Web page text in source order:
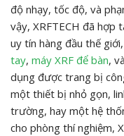
độ nhạy, tốc độ, và
vậy, XRFTECH đã hợp
uy tín hàng đầu thế
tay, máy XRF để bàn,
dụng được trang bị
một thiết bị nhỏ gọn,
trường, hay một hệ
cho phòng thí nghiệm,